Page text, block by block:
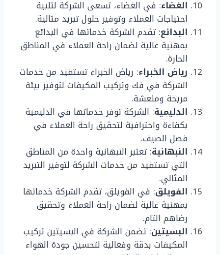
الغضاء: في الغضاء، تسعى الشركة لتلبية
احتياجات العملاء وتوفير حلول تبريد مثالية.
البدائع: تقدم الشركة خدماتها في البدائع
بمهنية عالية لضمان راحة العملاء في المناطق
الحارة.
رياض الخبراء: رياض الخبراء تستفيد من خدمات
الشركة في فك وتركيب المكيفات لتوفير بيئة
مريحة ومنعشة.
الدليمية: الشركة توفر خدماتها في الدليمية
بكفاءة واحترافية لتحقيق راحة العملاء في
فصل الصيف.
النبهانية: تعتبر النبهانية واحدة من المناطق
التي تستفيد من خدمات الشركة لتوفير التبريد
المثالي.
الفويلق: في الفويلق، تقدم الشركة خدماتها
بمهنية عالية لضمان راحة العملاء وتحقيق
رضاهم التام.
البسيتين: تضمن الشركة في البسيتين تركيب
المكيفات بدقة وفعالية لتحسين جودة الهواء